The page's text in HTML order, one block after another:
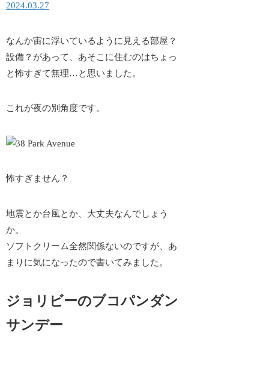
2024.03.27
なんか宙に浮いているように見える部屋？
設備？があって、あそこに住むのはちょっ
と怖すぎて無理…と思いました。
これが夜の別角度です。
怖すぎません？
地震とか台風とか、大丈夫なんでしょう
か。
ソフトクリーム全然関係ないのですが、あ
まりに気になったので書いてみました。
ジョリビーのブコパンダン
サンデー